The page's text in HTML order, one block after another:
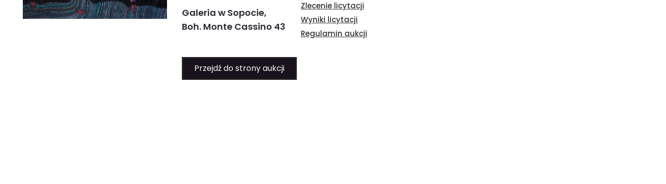
Galeria w Sopocie,
Boh. Monte Cassino 43
Przejdź do strony aukcji
Zlecenie licytacji
Wyniki licytacji
Regulamin aukcji